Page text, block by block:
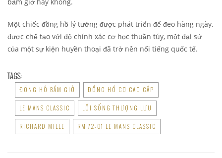
Một chiếc đồng hồ lý tưởng được phát triển để đeo hàng ngày,
được chế tạo với độ chính xác cơ học thuần túy, một đại sứ
của một sự kiện huyền thoại đã trở nên nổi tiếng quốc tế.
TAGS:
ĐỒNG HỒ BẤM GIỜ ĐỒNG HỒ CƠ CAO CẤP
LE MANS CLASSIC LỐI SỐNG THƯỢNG LƯU
RICHARD MILLE RM 72-01 LE MANS CLASSIC